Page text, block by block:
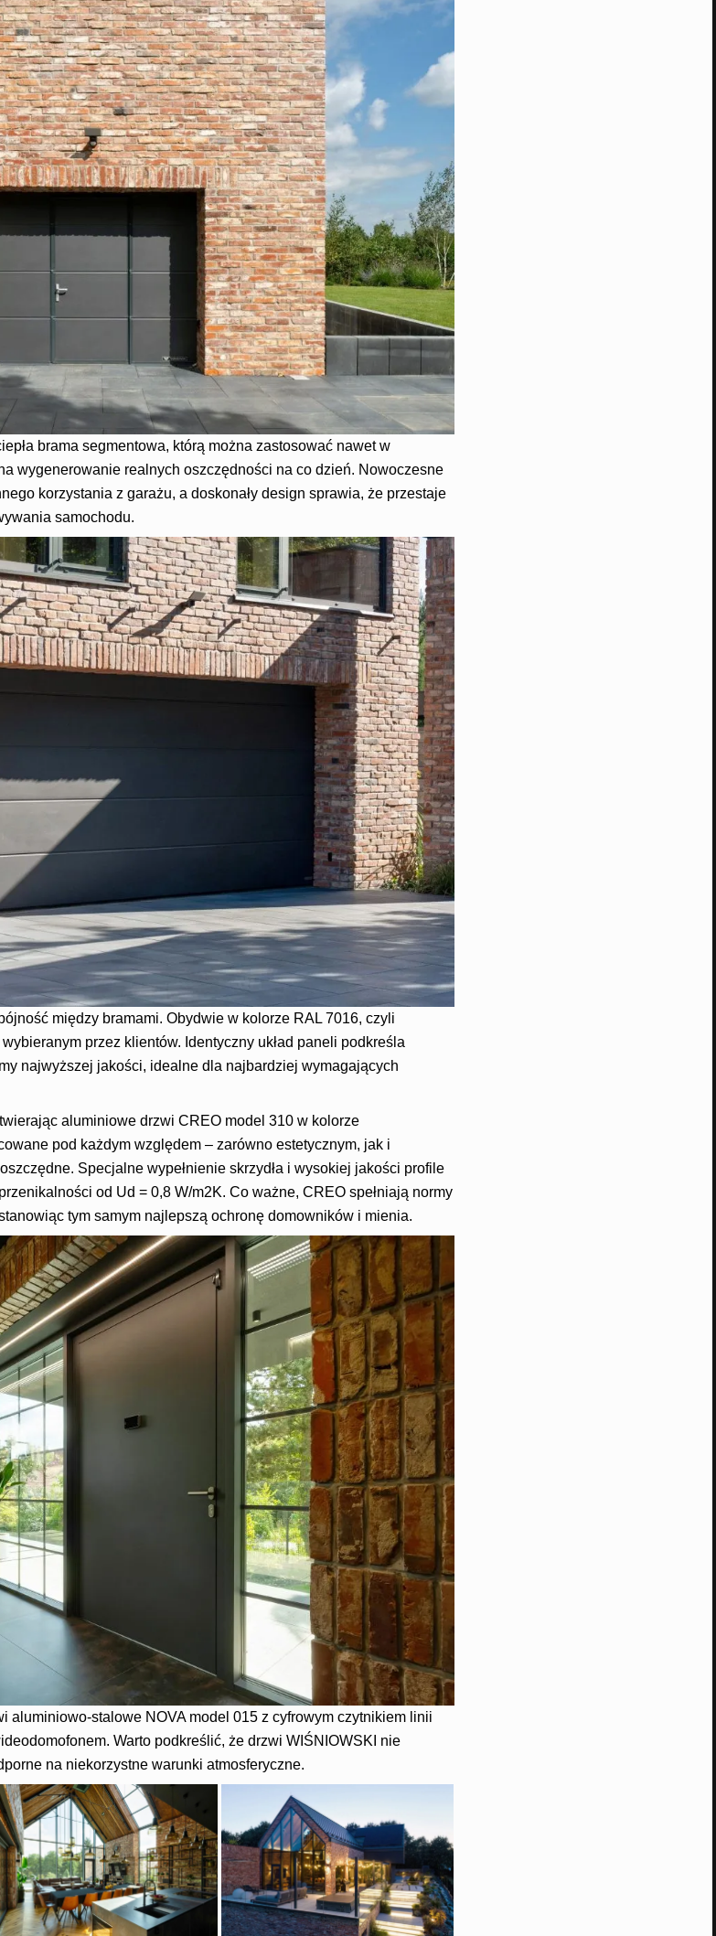
brama segmentowa, którą można zastosować nawet w
wygenerowanie realnych oszczędności na co dzień. Nowoczesne
korzystania z garażu, a doskonały design sprawia, że przestaje
samochodu.
między bramami. Obydwie w kolorze RAL 7016, czyli
przez klientów. Identyczny układ paneli podkreśla
najwyższej jakości, idealne dla najbardziej wymagających
aluminiowe drzwi CREO model 310 w kolorze
pod każdym względem – zarówno estetycznym, jak i
Specjalne wypełnienie skrzydła i wysokiej jakości profile
od Ud = 0,8 W/m2K. Co ważne, CREO spełniają normy
tym samym najlepszą ochronę domowników i mienia.
aluminiowo-stalowe NOVA model 015 z cyfrowym czytnikiem linii
Warto podkreślić, że drzwi WIŚNIOWSKI nie
na niekorzystne warunki atmosferyczne.